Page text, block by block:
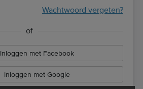
Wachtwoord vergeten?
of
Inloggen met Facebook
Inloggen met Google